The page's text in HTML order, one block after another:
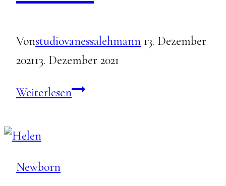
Vonstudiovanessalehmann 13. Dezember
202113. Dezember 2021
WeiterlesenNEWBORNSHOOTING
Newborn